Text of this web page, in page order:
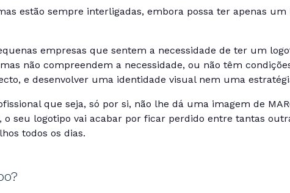
estão sempre interligadas, embora possa ter apenas um
empresas que sentem a necessidade de ter um
não compreendem a necessidade, ou não têm
e desenvolver uma identidade visual nem uma
que seja, só por si, não lhe dá uma imagem de
o seu logotipo vai acabar por ficar perdido entre tantas
todos os dias.